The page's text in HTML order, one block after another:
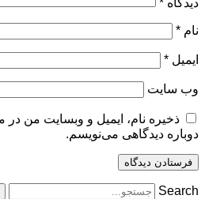
دیدگاه *
نام *
ایمیل *
وب‌ سایت
ذخیره نام، ایمیل و وبسایت من در
دوباره دیدگاهی می‌نویسم.
Search